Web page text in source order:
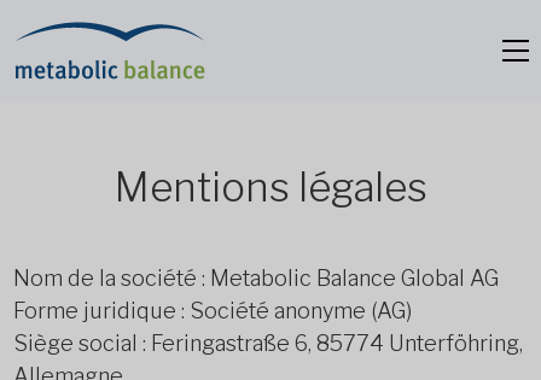
Mentions légales
Nom de la société : Metabolic Balance Global AG
Forme juridique : Société anonyme (AG)
Siège social : Feringastraße 6, 85774 Unterföhring,